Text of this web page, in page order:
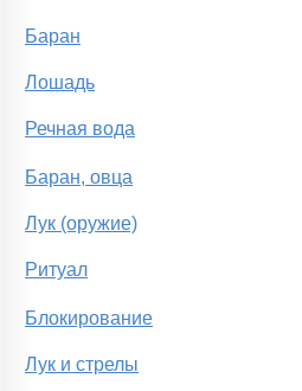
Баран
Лошадь
Речная вода
Баран, овца
Лук (оружие)
Ритуал
Блокирование
Лук и стрелы